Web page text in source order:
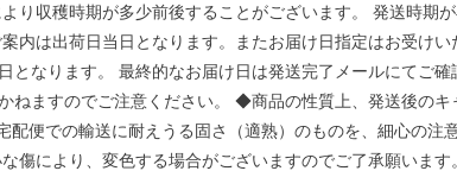
り収穫時期が多少前後することがございます。 発送時期
内は出荷日当日となります。またお届け日指定はお受け
となります。 最終的なお届け日は発送完了メールにてご
ねますのでご注意ください。 ◆商品の性質上、発送後のキ
便での輸送に耐えうる固さ（適熟）のものを、細心の注
傷により、変色する場合がございますのでご了承願いま